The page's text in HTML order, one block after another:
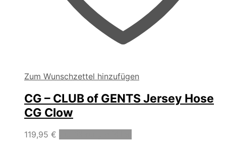
Zum Wunschzettel hinzufügen
CG – CLUB of GENTS Jersey Hose
CG Clow
119,95 €